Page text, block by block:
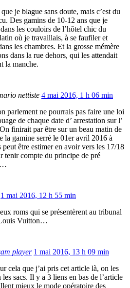
je blague sans doute, mais c’est du
Des gamins de 10-12 ans que je
les couloirs de l’hôtel chic du
où je travaillais, à se faufiler et
les chambres. Et la grosse mémère
dans la rue dehors, qui les attendait
la manche.
nettiste 4 mai 2016, 1 h 06 min
parlement ne pourrais pas faire une loi
de chaque date d’ arrestation sur l’
finirait par être sur un beau matin de
la gamine serré le 01er avril 2016 à
peut être estimer en avoir vers les 17/18
tenir compte du principe de pré
1 mai 2016, 12 h 55 min
roms qui se présentèrent au tribunal
Vuitton…
player 1 mai 2016, 13 h 09 min
cela que j’ai pris cet article là, on les
sacs. Il y a 3 liens en bas de l’article
mieux le mode opératoire des